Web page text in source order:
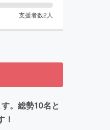
支援者数2 人
。総勢10名と
！